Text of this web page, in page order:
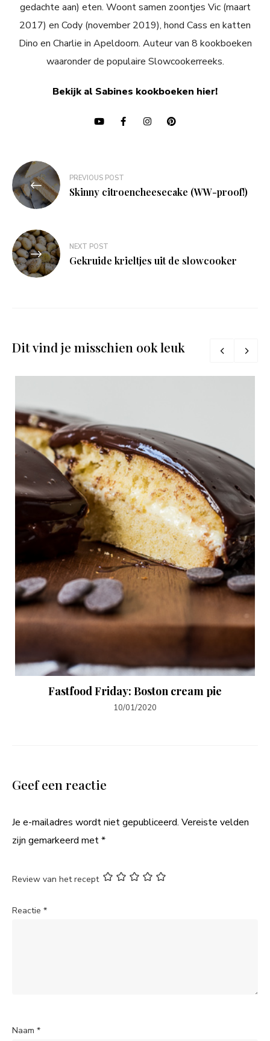
gedachte aan) eten. Woont samen zoontjes Vic (maart
2017) en Cody (november 2019), hond Cass en katten
Dino en Charlie in Apeldoorn. Auteur van 8 kookboeken
waaronder de populaire Slowcookerreeks.
Bekijk al Sabines kookboeken hier!
Bericht
navigatie
PREVIOUS POST
Skinny citroencheesecake (WW-proof!)
NEXT POST
Gekruide krieltjes uit de slowcooker
Dit vind je misschien ook leuk
Fastfood Friday: Boston cream pie
10/01/2020
Geef een reactie
Je e-mailadres wordt niet gepubliceerd. Vereiste velden
zijn gemarkeerd met*
Review van het recept
Reactie *
Naam *